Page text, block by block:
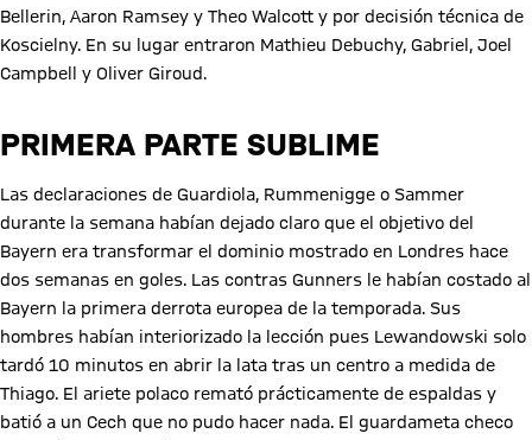
Bellerin, Aaron Ramsey y Theo Walcott y por decisión técnica de
Koscielny. En su lugar entraron Mathieu Debuchy, Gabriel, Joel
Campbell y Oliver Giroud.
PRIMERA PARTE SUBLIME
Las declaraciones de Guardiola, Rummenigge o Sammer
durante la semana habían dejado claro que el objetivo del
Bayern era transformar el dominio mostrado en Londres hace
dos semanas en goles. Las contras Gunners le habían costado al
Bayern la primera derrota europea de la temporada. Sus
hombres habían interiorizado la lección pues Lewandowski solo
tardó 10 minutos en abrir la lata tras un centro a medida de
Thiago. El ariete polaco remató prácticamente de espaldas y
batió a un Cech que no pudo hacer nada. El guardameta checo